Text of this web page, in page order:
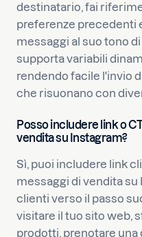
destinatario, fai
preferenze precedenti
messaggi al suo tono
supporta variabili
rendendo facile l'invio
che risuonano con
Posso includere link o
vendita su Instagram?
Sì, puoi includere link
messaggi di vendita
clienti verso il passo
visitare il tuo sito web,
prodotti, prenotare